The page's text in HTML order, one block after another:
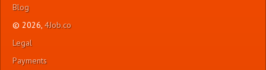
Blog
© 2026, 4Job.co
Legal
Payments